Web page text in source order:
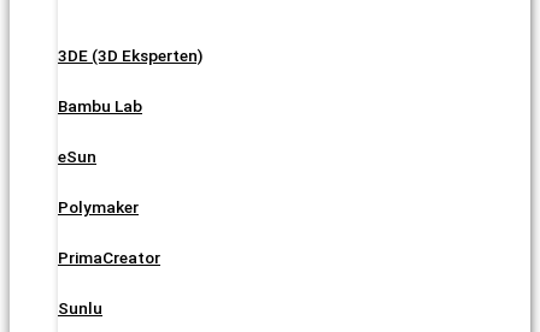
3DE (3D Eksperten)
Bambu Lab
eSun
Polymaker
PrimaCreator
Sunlu